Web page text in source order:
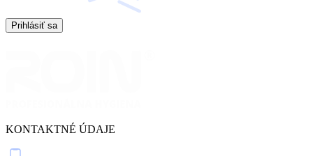
Prihlásiť sa
KONTAKTNÉ ÚDAJE